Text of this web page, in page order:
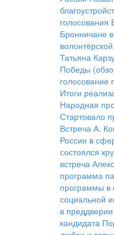
голосования
Бронничане
Татьяна
Победы
голосование
Итоги
Народная
Стартовало
Встреча А.
России в
состоялся
встреча
программа
программы в
социальной
в
кандидата